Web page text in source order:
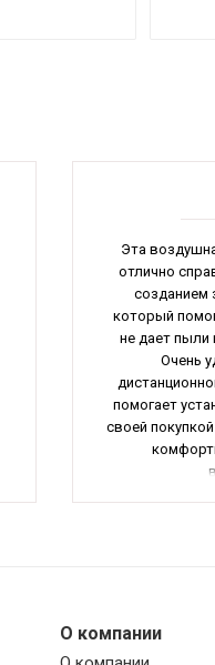
Эта
отлично
созданием
который
не дает пыли
Очень
помогает
своей
О компании